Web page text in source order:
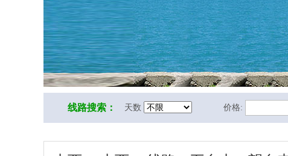
线路搜索： 天数 价格: